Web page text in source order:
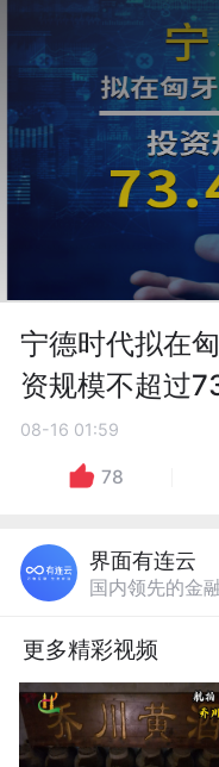
宁德时代拟在
资规模不超过
08-16 01:59
78
界面有连云
国内领先的金
更多精彩视频